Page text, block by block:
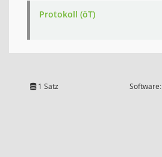
Protokoll (öT)
1 Satz Software: